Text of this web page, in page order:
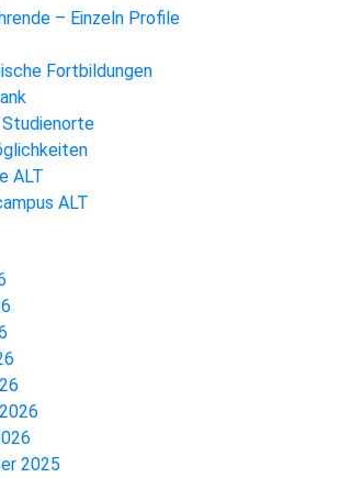
– Einzeln Profile
Fortbildungen
ALT
ALT
2025